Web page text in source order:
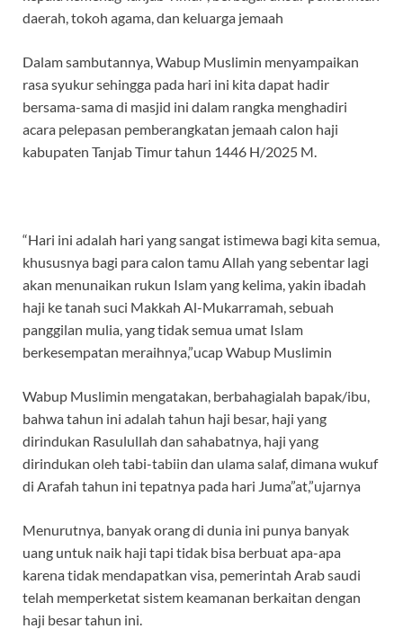
daerah, tokoh agama, dan keluarga jemaah
Dalam sambutannya, Wabup Muslimin menyampaikan
rasa syukur sehingga pada hari ini kita dapat hadir
bersama-sama di masjid ini dalam rangka menghadiri
acara pelepasan pemberangkatan jemaah calon haji
kabupaten Tanjab Timur tahun 1446 H/2025 M.
“Hari ini adalah hari yang sangat istimewa bagi kita semua,
khususnya bagi para calon tamu Allah yang sebentar lagi
akan menunaikan rukun Islam yang kelima, yakin ibadah
haji ke tanah suci Makkah Al-Mukarramah, sebuah
panggilan mulia, yang tidak semua umat Islam
berkesempatan meraihnya,”ucap Wabup Muslimin
Wabup Muslimin mengatakan, berbahagialah bapak/ibu,
bahwa tahun ini adalah tahun haji besar, haji yang
dirindukan Rasulullah dan sahabatnya, haji yang
dirindukan oleh tabi-tabiin dan ulama salaf, dimana wukuf
di Arafah tahun ini tepatnya pada hari Juma”at,”ujarnya
Menurutnya, banyak orang di dunia ini punya banyak
uang untuk naik haji tapi tidak bisa berbuat apa-apa
karena tidak mendapatkan visa, pemerintah Arab saudi
telah memperketat sistem keamanan berkaitan dengan
haji besar tahun ini.